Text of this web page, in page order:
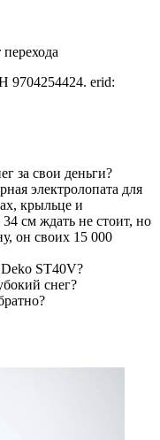
erid:
за свои деньги?
электролопата для
крыльце и
см ждать не стоит, но
он своих 15 000
Deko ST40V?
снег?